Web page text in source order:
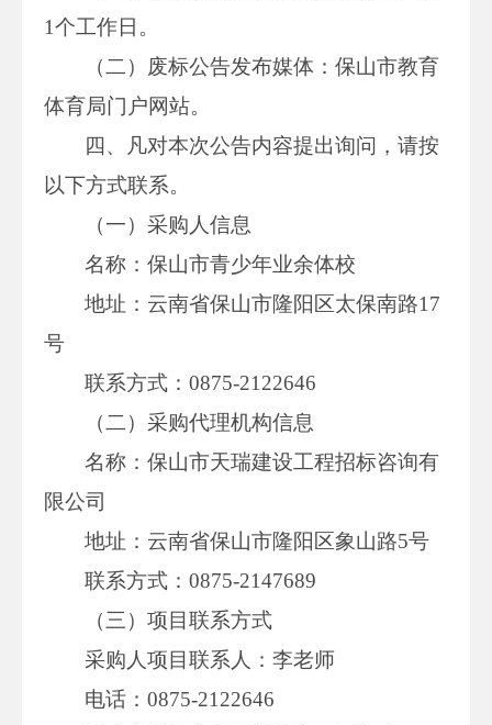
1个工作日。
（二）废标公告发布媒体：保山市教育
体育局门户网站。
四、凡对本次公告内容提出询问，请按
以下方式联系。
（一）采购人信息
名称：保山市青少年业余体校
地址：云南省保山市隆阳区太保南路17
号
联系方式：0875-2122646
（二）采购代理机构信息
名称：保山市天瑞建设工程招标咨询有
限公司
地址：云南省保山市隆阳区象山路5号
联系方式：0875-2147689
（三）项目联系方式
采购人项目联系人：李老师
电话：0875-2122646